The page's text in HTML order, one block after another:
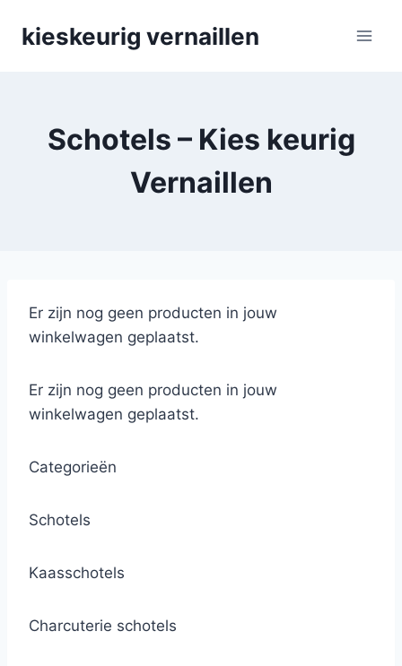
kieskeurig vernaillen
Schotels – Kies keurig
Vernaillen
Er zijn nog geen producten in jouw
winkelwagen geplaatst.
Er zijn nog geen producten in jouw
winkelwagen geplaatst.
Categorieën
Schotels
Kaasschotels
Charcuterie schotels